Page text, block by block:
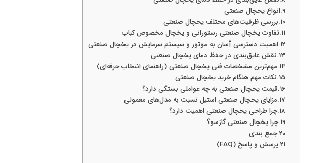
انواع یخچال صنعتی
بررسی ظرفیت‌های مختلف یخچال صنعتی
تفاوت یخچال صنعتی رستورانی و یخچال مخصوص کباب
اهمیت دسترسی آسان به موتور و سیستم سرمایش در یخچال صنعتی
نقش عایق‌بندی در حفظ دمای یخچال صنعتی
مهم‌ترین مشخصات فنی یخچال صنعتی (راهنمای انتخاب حرفه‌ای)
نکات مهم هنگام خرید یخچال صنعتی
قیمت یخچال صنعتی به چه عواملی بستگی دارد؟
مزایای یخچال صنعتی استیل نسبت به مدل‌های معمولی
چرا طراحی یخچال صنعتی اهمیت دارد؟
چرا یخچال صنعتی گازسو؟
جمع بندی
پرسش و پاسخ (FAQ)